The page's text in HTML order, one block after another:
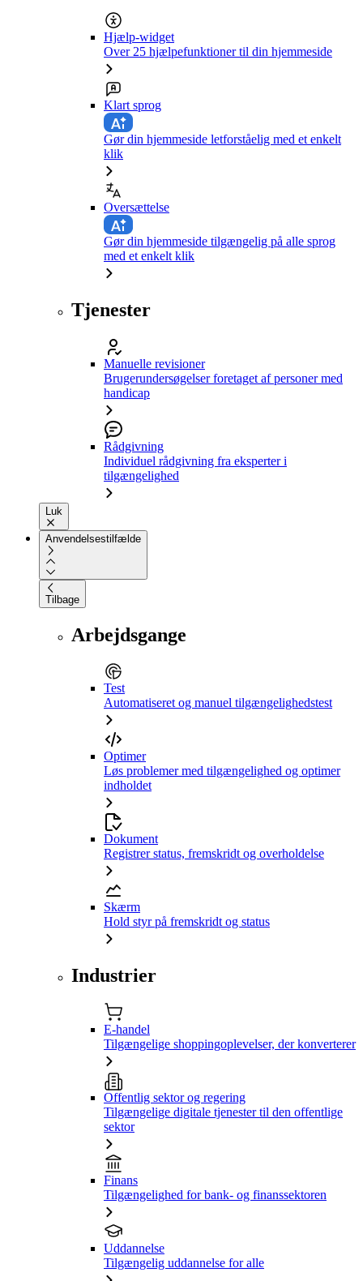
Hjælp-widget
Over 25 hjælpefunktioner til din hjemmeside
Klart sprog
Gør din hjemmeside letforståelig med et enkelt
klik
Oversættelse
Gør din hjemmeside tilgængelig på alle sprog
med et enkelt klik
Tjenester
Manuelle revisioner
Brugerundersøgelser foretaget af personer med
handicap
Rådgivning
Individuel rådgivning fra eksperter i
tilgængelighed
Luk
Anvendelsestilfælde
Tilbage
Arbejdsgange
Test
Automatiseret og manuel tilgængelighedstest
Optimer
Løs problemer med tilgængelighed og optimer
indholdet
Dokument
Registrer status, fremskridt og overholdelse
Skærm
Hold styr på fremskridt og status
Industrier
E-handel
Tilgængelige shoppingoplevelser, der konverterer
Offentlig sektor og regering
Tilgængelige digitale tjenester til den offentlige
sektor
Finans
Tilgængelighed for bank- og finanssektoren
Uddannelse
Tilgængelig uddannelse for alle